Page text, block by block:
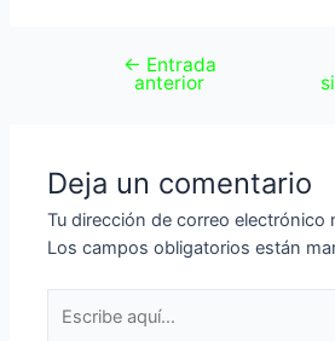
← Entrada
anterior
Deja un comentario
Tu dirección de correo electrónico
Los campos obligatorios están
aquí...